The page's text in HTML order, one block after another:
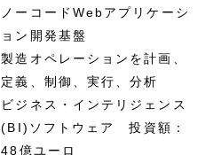
ノーコードWebアプリケーシ
ョン開発基盤
製造オペレーションを計画、
定義、制御、実行、分析
ビジネス・インテリジェンス
(BI)ソフトウェア 投資額：
48億ユーロ